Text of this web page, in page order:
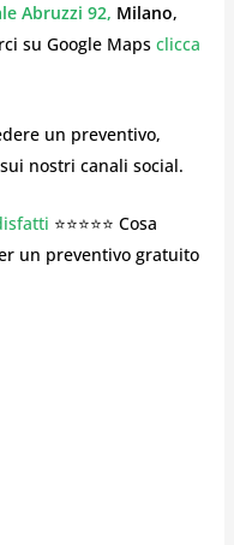
Abruzzi 92, Milano,
su Google Maps clicca
un preventivo,
nostri canali social.
⭐⭐⭐⭐⭐ Cosa
un preventivo gratuito